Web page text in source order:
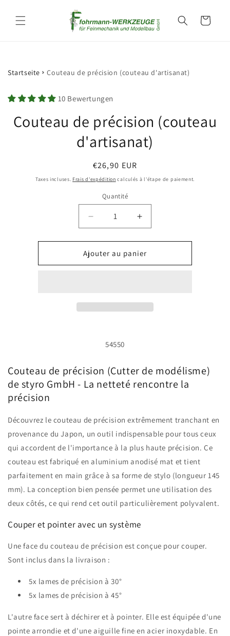
au
Panier
Startseite Couteau de précision (couteau d'artisanat)
Passer aux
informations
10 Bewertungen
Couteau de précision (couteau
d'artisanat)
Prix
habituel
€26,90 EUR
Taxes incluses. Frais d'expédition calculés à l'étape de paiement.
Quantité
Quantité
Réduire
la
quantité
de
Couteau
Augmenter
la
quantité
de
Couteau
Ajouter au panier
SKU:
54550
Couteau de précision (Cutter de modélisme)
de styro GmbH - La netteté rencontre la
précision
Découvrez le couteau de précision extrêmement tranchant en
provenance du Japon, un outil indispensable pour tous ceux
qui accordent de l'importance à la plus haute précision. Ce
couteau est fabriqué en aluminium anodisé mat et tient
parfaitement en main grâce à sa forme de stylo (longueur 145
mm). La conception bien pensée permet une utilisation des
deux côtés, ce qui rend cet outil particulièrement polyvalent.
Couper et pointer avec un système
Une face du couteau de précision est conçue pour couper.
Sont inclus dans la livraison :
5x lames de précision à 30°
5x lames de précision à 45°
L'autre face sert à déchirer et à pointer. Elle est équipée d'une
pointe arrondie et d'une aiguille fine en acier inoxydable. En